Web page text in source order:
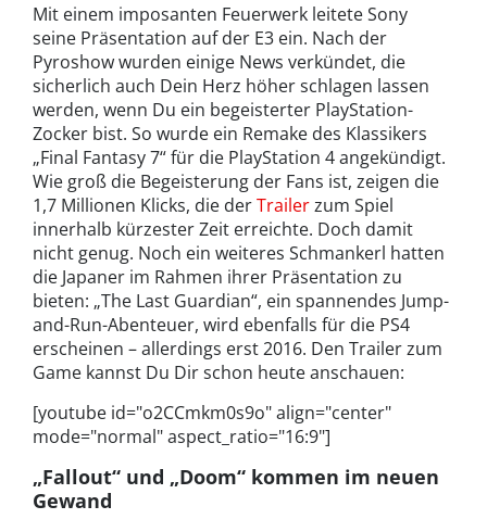
Mit einem imposanten Feuerwerk leitete Sony
seine Präsentation auf der E3 ein. Nach der
Pyroshow wurden einige News verkündet, die
sicherlich auch Dein Herz höher schlagen lassen
werden, wenn Du ein begeisterter PlayStation-
Zocker bist. So wurde ein Remake des Klassikers
„Final Fantasy 7“ für die PlayStation 4 angekündigt.
Wie groß die Begeisterung der Fans ist, zeigen die
1,7 Millionen Klicks, die derTrailerzum Spiel
innerhalb kürzester Zeit erreichte. Doch damit
nicht genug. Noch ein weiteres Schmankerl hatten
die Japaner im Rahmen ihrer Präsentation zu
bieten: „The Last Guardian“, ein spannendes Jump-
and-Run-Abenteuer, wird ebenfalls für die PS4
erscheinen – allerdings erst 2016. Den Trailer zum
Game kannst Du Dir schon heute anschauen:
[youtube id="o2CCmkm0s9o" align="center"
mode="normal" aspect_ratio="16:9"]
„Fallout“ und „Doom“ kommen im neuen
Gewand